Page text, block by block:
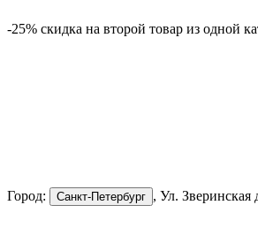
-25% скидка на второй товар из одной
Город: Санкт-Петербург , Ул. Зверинская